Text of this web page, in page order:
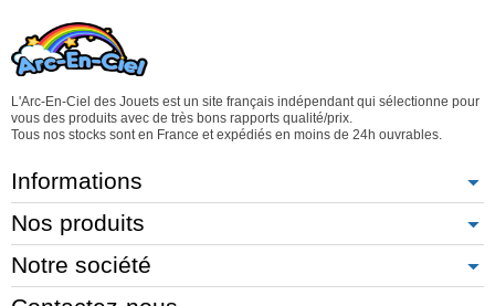
L'Arc-En-Ciel des Jouets est un site français indépendant qui sélectionne pour
vous des produits avec de très bons rapports qualité/prix.
Tous nos stocks sont en France et expédiés en moins de 24h ouvrables.
Informations
Nos produits
Notre société